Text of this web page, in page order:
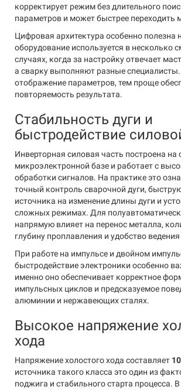
корректирует режим без длительного
параметров и может быстрее переходить
Цифровая архитектура особенно полезна
оборудование используется в несколько
случаях, когда за настройку отвечает
а сварку выполняют разные
отображение параметров, тем проще
повторяемость результата.
Стабильность дуги и
быстродействие
Инверторная силовая часть построена на
микроэлектронной базе и работает с
обработки сигналов. На практике это
точный контроль сварочной дуги,
источника на изменение длины дуги и
сложных режимах. Для
напрямую влияет на перенос металла,
глубину проплавления и удобство
При работе на импульсе и двойном
быстродействие электроники особенно
именно оно обеспечивает корректное
импульсных циклов и предсказуемое
алюминии и нержавеющих сталях.
Высокое напряжение
хода
Напряжение холостого хода составляет
источника такого класса это один из
поджига и стабильного старта процесса. В